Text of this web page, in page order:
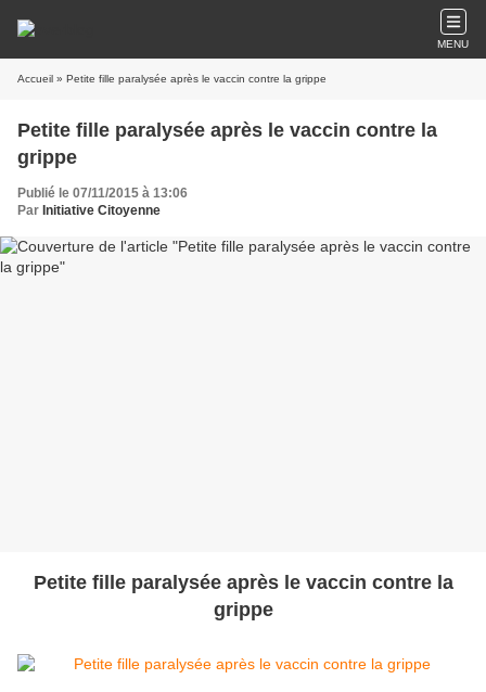
MENU
Accueil » Petite fille paralysée après le vaccin contre la grippe
Petite fille paralysée après le vaccin contre la
grippe
Publié le 07/11/2015 à 13:06
Par Initiative Citoyenne
Petite fille paralysée après le vaccin contre la
grippe